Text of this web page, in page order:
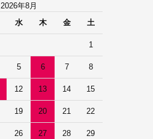
2026年8月
水 木 金 土
1
5 6 7 8
12 13 14 15
19 20 21 22
26 27 28 29